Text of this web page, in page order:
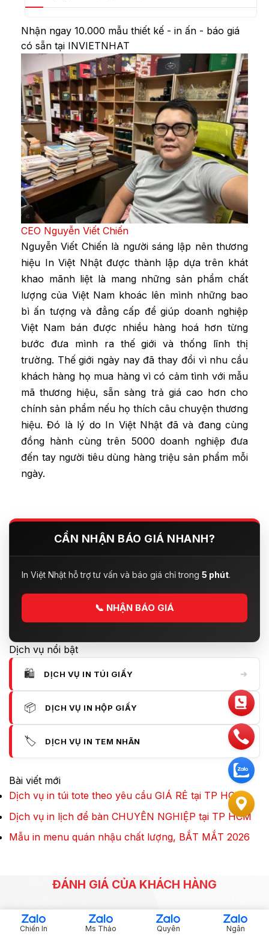
Nhận ngay 10.000 mẫu thiết kế - in ấn - báo giá
có sẵn tại INVIETNHAT
CEO Nguyễn Viết Chiến
Nguyễn Viết Chiến là người sáng lập nên thương
hiệu In Việt Nhật được thành lập dựa trên khát
khao mãnh liệt là mang những sản phẩm chất
lượng của Việt Nam khoác lên mình những bao
bì ấn tượng và đẳng cấp để giúp doanh nghiệp
Việt Nam bán được nhiều hàng hoá hơn từng
bước đưa mình ra thế giới và thống lĩnh thị
trường. Thế giới ngày nay đã thay đổi vì nhu cầu
khách hàng họ mua hàng vì có cảm tình với mẫu
mã thương hiệu, sẵn sàng trả giá cao hơn cho
chính sản phẩm nếu họ thích câu chuyện thương
hiệu. Đó là lý do In Việt Nhật đã và đang cùng
đồng hành cùng trên 5000 doanh nghiệp đưa
đến tay người tiêu dùng hàng triệu sản phẩm mỗi
ngày.
CẦN NHẬN BÁO GIÁ NHANH?
In Việt Nhật hỗ trợ tư vấn và báo giá chỉ trong 5 phút.
📞 NHẬN BÁO GIÁ
Dịch vụ nổi bật
🛍️ DỊCH VỤ IN TÚI GIẤY ➔
📦 DỊCH VỤ IN HỘP GIẤY ➔
🏷️ DỊCH VỤ IN TEM NHÃN ➔
Bài viết mới
Dịch vụ in túi tote theo yêu cầu GIÁ RẺ tại TP HCM
Dịch vụ in lịch để bàn CHUYÊN NGHIỆP tại TP HCM
Mẫu in menu quán nhậu chất lượng, BẮT MẮT 2026
ĐÁNH GIÁ CỦA KHÁCH HÀNG
Các câu hỏi thường gặp của khách hàng
Chiến In Ms Thảo Quyên Ngân